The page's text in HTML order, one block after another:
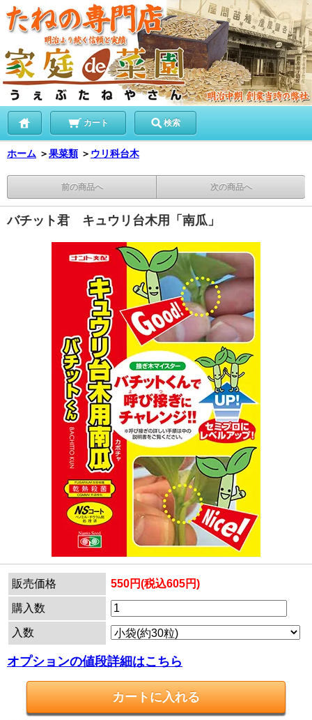
カート 検索
ホーム ＞果菜類 ＞ ウリ科台木
前の商品へ 次の商品へ
バチット君 キュウリ台木用「南瓜」
販売価格 550円(税込605円)
購入数
入数
オプションの値段詳細はこちら